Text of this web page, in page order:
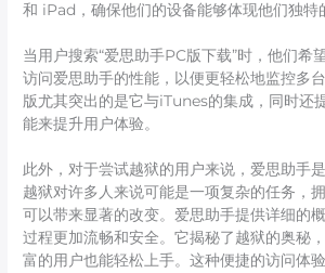
和 iPad，确保他们的设备能够体现他们独特
当用户搜索“爱思助手PC版下载”时，他们希
访问爱思助手的性能，以便更轻松地监控多
版尤其突出的是它与iTunes的集成，同时还
能来提升用户体验。
此外，对于尝试越狱的用户来说，爱思助手
越狱对许多人来说可能是一项复杂的任务，
可以带来显著的改变。爱思助手提供详细的
过程更加流畅和安全。它揭秘了越狱的奥秘
富的用户也能轻松上手。这种便捷的访问体